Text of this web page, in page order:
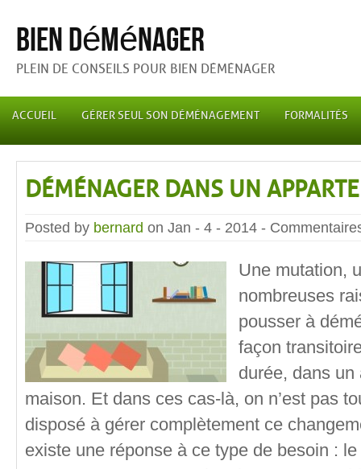
Bien déménager
PLEIN DE CONSEILS POUR BIEN DÉMÉNAGER
ACCUEIL GÉRER SEUL SON DÉMÉNAGEMENT FORMALITÉS
DÉMÉNAGER DANS UN
Posted by bernard on Jan - 4 - 2014 -
Une mutation,
nombreuses
pousser à
façon
durée, dans
maison. Et dans ces cas-là, on n’est pas
disposé à gérer complètement ce
existe une réponse à ce type de besoin :